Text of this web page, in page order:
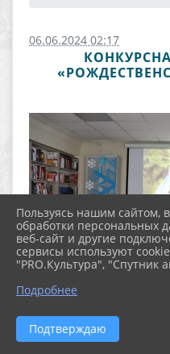
06.06.2024 02:17
Пользуясь нашим сайтом,
обработки персональных
веб-сайт и другие
сервисы используют
"PRO.Культура", "Спутник
Подробнее
Подтверждаю